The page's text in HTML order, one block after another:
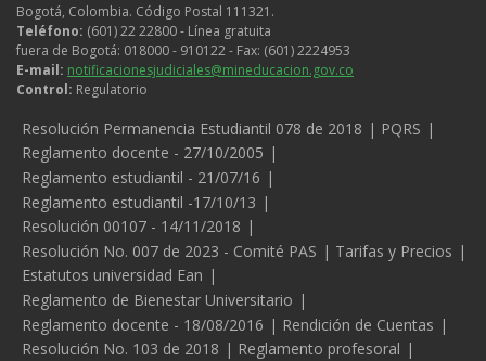
Bogotá, Colombia. Código Postal 111321.
Teléfono: (601) 22 22800 - Línea gratuita
fuera de Bogotá: 018000 - 910122 - Fax: (601) 2224953
E-mail: notificacionesjudiciales@mineducacion.gov.co
Control: Regulatorio
Legales
Resolución Permanencia Estudiantil 078 de 2018
PQRS
Reglamento docente - 27/10/2005
Reglamento estudiantil - 21/07/16
Reglamento estudiantil -17/10/13
Resolución 00107 - 14/11/2018
Resolución No. 007 de 2023 - Comité PAS
Tarifas y Precios
Estatutos universidad Ean
Reglamento de Bienestar Universitario
Reglamento docente - 18/08/2016
Rendición de Cuentas
Resolución No. 103 de 2018
Reglamento profesoral